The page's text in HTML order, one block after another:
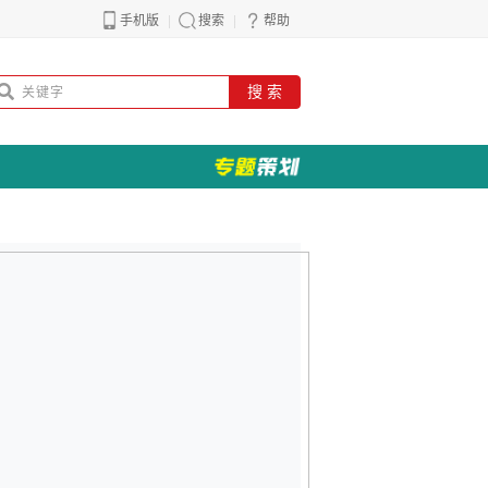
手机版 搜索 帮助
搜 索